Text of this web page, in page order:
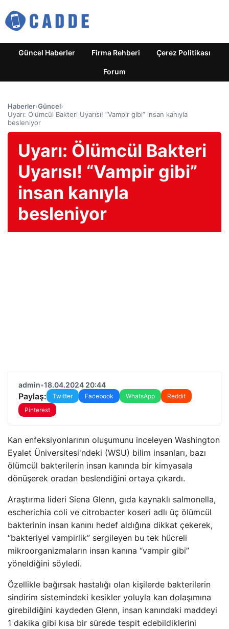
Güncel Haberler Firma Rehberi Çerez Politikası
Forum
Haberler›Güncel›
Uyarı: Ölümcül Bakteri Uyarısı! “Vampir gibi” insan kanıyla
besleniyor
Uyarı: Ölümcül Bakteri
Uyarısı! “Vampir gibi”
insan kanıyla
besleniyor
admin•18.04.2024 20:44
Paylaş: Twitter Facebook WhatsApp
Reddit
Pinterest
Kan enfeksiyonlarının oluşumunu inceleyen Washington
Eyalet Üniversitesi'ndeki (WSU) bilim insanları, bazı
ölümcül bakterilerin insan kanında bir kimyasala
dönüşerek oradan beslendiğini ortaya çıkardı.
Araştırma lideri Siena Glenn, gıda kaynaklı salmonella,
escherichia coli ve citrobacter koseri adlı üç ölümcül
bakterinin insan kanını hedef aldığına dikkat çekerek,
“bakteriyel vampirlik” sergileyen bu tek hücreli
mikroorganizmaların insan kanına “vampir gibi”
yöneldiğini söyledi.
Özellikle bağırsak hastalığı olan kişilerde bakterilerin
sindirim sistemindeki kesikler yoluyla kan dolaşımına
girebildiğini kaydeden Glenn, insan kanındaki maddeyi
1 dakika gibi kısa bir sürede tespit edebildiklerini